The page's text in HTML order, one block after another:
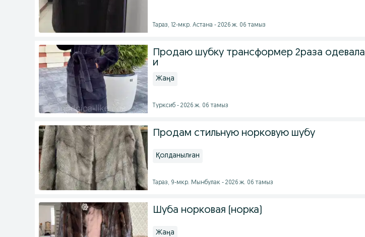
Тараз, 12-мкр. Астана - 2026 ж. 06 тамыз
Продаю шубку трансформер 2раза одевала
и
Жаңа
Турксиб - 2026 ж. 06 тамыз
Продам стильную норковую шубу
Қолданылған
Тараз, 9-мкр. Мынбулак - 2026 ж. 06 тамыз
Шуба норковая (норка)
Жаңа